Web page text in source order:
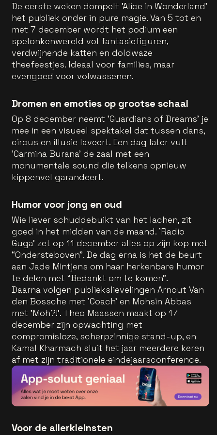
De eerste weken dompelt 'Alice in Wonderland'
het publiek onder in pure magie. Van 5 tot en
met 7 december wordt het podium een
spelonkenwereld vol fantasiefiguren,
verdwijnende katten en doldwaze
theefeestjes. Ideaal voor families, maar
evengoed voor volwassenen.
Dromen en emoties op grootse schaal
Op 8 december neemt 'Guardians of Dreams' je
mee in een visueel spektakel dat tussen dans,
circus en illusie laveert. Een dag later vult
'Carmina Burana' de zaal met een
monumentale sound die telkens opnieuw
kippenvel garandeert.
Humor voor jong en oud
Wie liever schuddebuikt van het lachen, zit
goed in het midden van de maand. 'Radio
Guga' zet op 11 december alles op zijn kop met
“Ondersteboven”. De dag erna is het de beurt
aan Jade Mintjens om haar herkenbare humor
te delen met “Bedankt om te komen”.
Daarna volgen publiekslievelingen Arnout Van
den Bossche met 'Coach' en Mohsin Abbas
met 'Moh?!'. Theo Maassen maakt op 17
december zijn opwachting met
compromisloze, scherpzinnige stand-up, en
Kamal Kharmach sluit het jaar meerdere keren
af met zijn traditionele eindejaarsconference.
Voor de allerkleinsten